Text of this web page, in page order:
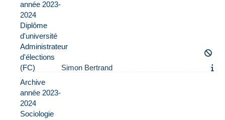
année 2023-
2024
Diplôme
d'université
Administrateur
d'élections
(FC)
Simon Bertrand
Archive
année 2023-
2024
Sociologie